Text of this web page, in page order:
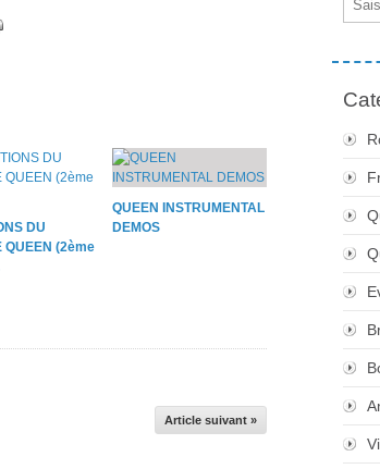
DU
QUEEN (2ème
QUEEN INSTRUMENTAL
DEMOS
Article suivant »